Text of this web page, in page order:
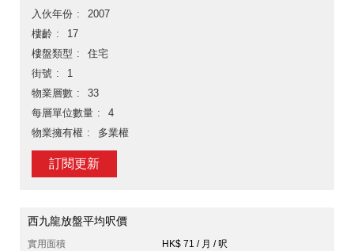
入伙年份
2007
樓齡
17
樓盤類型
住宅
街號
1
物業層數
33
每層單位數量
4
物業擁有權
多業權
訂閱更新
西九龍放盤平均呎價
實用面積
HK$ 71 / 月 / 呎